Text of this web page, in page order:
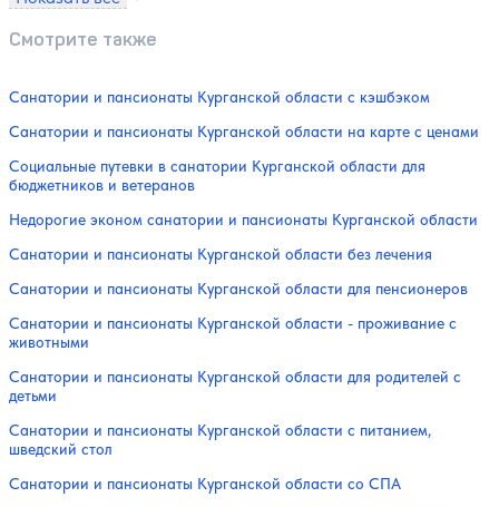
Смотрите также
Санатории и пансионаты Курганской области с кэшбэком
Санатории и пансионаты Курганской области на карте с ценами
Социальные путевки в санатории Курганской области для
бюджетников и ветеранов
Недорогие эконом санатории и пансионаты Курганской области
Санатории и пансионаты Курганской области без лечения
Санатории и пансионаты Курганской области для пенсионеров
Санатории и пансионаты Курганской области - проживание с
животными
Санатории и пансионаты Курганской области для родителей с
детьми
Санатории и пансионаты Курганской области с питанием,
шведский стол
Санатории и пансионаты Курганской области со СПА